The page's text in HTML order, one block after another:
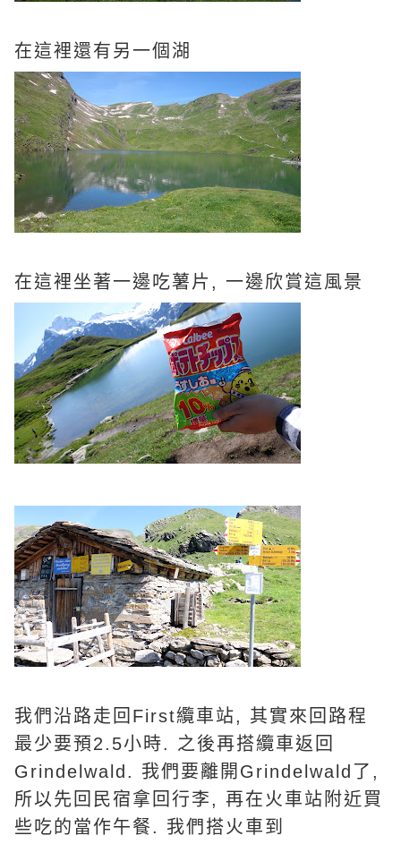
在這裡還有另一個湖
在這裡坐著一邊吃薯片, 一邊欣賞這風景
我們沿路走回First纜車站, 其實來回路程
最少要預2.5小時. 之後再搭纜車返回
Grindelwald. 我們要離開Grindelwald了,
所以先回民宿拿回行李, 再在火車站附近買
些吃的當作午餐. 我們搭火車到